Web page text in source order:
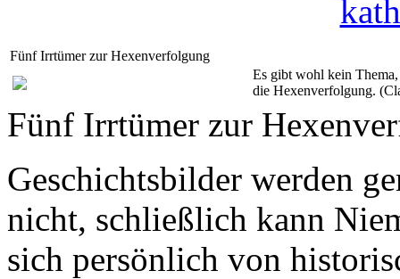
Fünf Irrtümer zur Hexenverfolgung
Es gibt wohl kein
die Hexenverfolgung.
Fünf Irrtümer zur
Geschichtsbilder werden
nicht, schließlich kann
sich persönlich von